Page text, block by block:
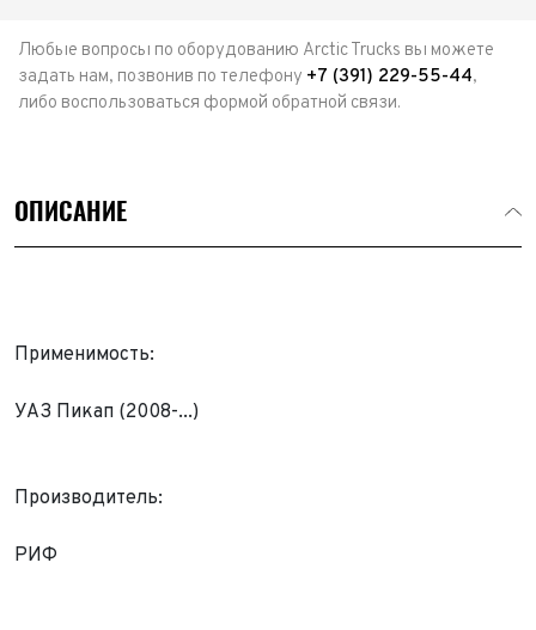
Любые вопросы по оборудованию Arctic Trucks вы можете
задать нам, позвонив по телефону +7 (391) 229-55-44,
либо воспользоваться формой обратной связи.
ОПИСАНИЕ
Применимость:
УАЗ Пикап (2008-...)
Производитель:
РИФ